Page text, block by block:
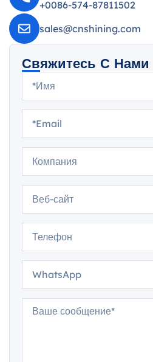
+0086-574-87811502
sales@cnshining.com
Свяжитесь С Нами